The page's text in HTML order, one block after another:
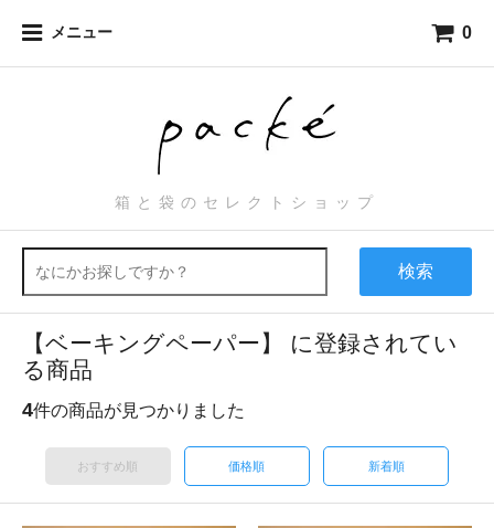
メニュー 0
箱と袋のセレクトショップ
検索
【ベーキングペーパー】 に登録されてい
る商品
4件の商品が見つかりました
おすすめ順 価格順 新着順